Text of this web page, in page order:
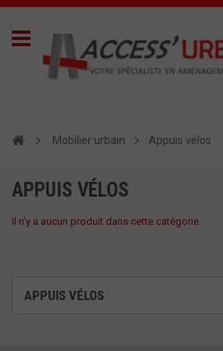
Mobilier urbain Appuis vélos
APPUIS VÉLOS
APPUIS VÉLOS
Il n'y a aucun produit dans cette catégorie.